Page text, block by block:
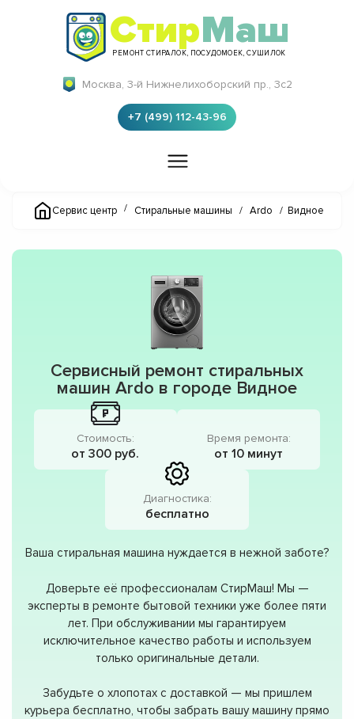
СтирМаш
РЕМОНТ СТИРАЛОК, ПОСУДОМОЕК, СУШИЛОК
Москва, 3-й Нижнелихоборский пр., 3с2
+7 (499) 112-43-96
Сервис центр / Стиральные машины / Ardo / Видное
Сервисный ремонт стиральных
машин Ardo в городе Видное
Стоимость:
от 300 руб.
Время ремонта:
от 10 минут
Диагностика:
бесплатно
Ваша стиральная машина нуждается в нежной заботе?
Доверьте её профессионалам СтирМаш! Мы —
эксперты в ремонте бытовой техники уже более пяти
лет. При обслуживании мы гарантируем
исключительное качество работы и используем
только оригинальные детали.
Забудьте о хлопотах с доставкой — мы пришлем
курьера бесплатно, чтобы забрать вашу машину прямо